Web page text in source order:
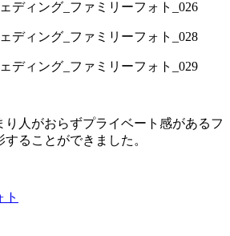
人がおらずプライベート感があるフ
ることができました。
ト